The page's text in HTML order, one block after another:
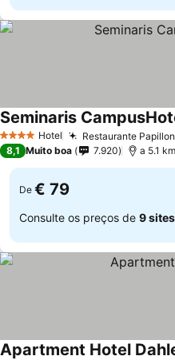
4 EstrelasHotel Restaurante
Seminaris
8,1 Muito boa 7.920 a 5.1
De € 79
Consulte os preços de 9 sites
Apartment Hotel